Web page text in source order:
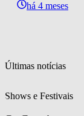
há 4 meses
Últimas notícias
Shows e Festivais